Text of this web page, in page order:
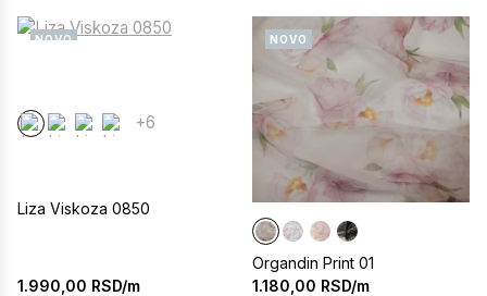
NOVO
+6
Liza Viskoza 0850
1.990,00 RSD/m
NOVO
Organdin Print 01
1.180,00 RSD/m